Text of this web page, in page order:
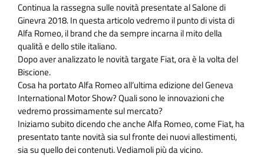
Continua la rassegna sulle novità presentate al Salone di
Ginevra 2018. In questa articolo vedremo il punto di vista di
Alfa Romeo, il brand che da sempre incarna il mito della
qualità e dello stile italiano.
Dopo aver analizzato le novità targate Fiat, ora è la volta del
Biscione.
Cosa ha portato Alfa Romeo all’ultima edizione del Geneva
International Motor Show? Quali sono le innovazioni che
vedremo prossimamente sul mercato?
Iniziamo subito dicendo che anche Alfa Romeo, come Fiat, ha
presentato tante novità sia sul fronte dei nuovi allestimenti,
sia su quello dei contenuti. Vediamoli più da vicino.